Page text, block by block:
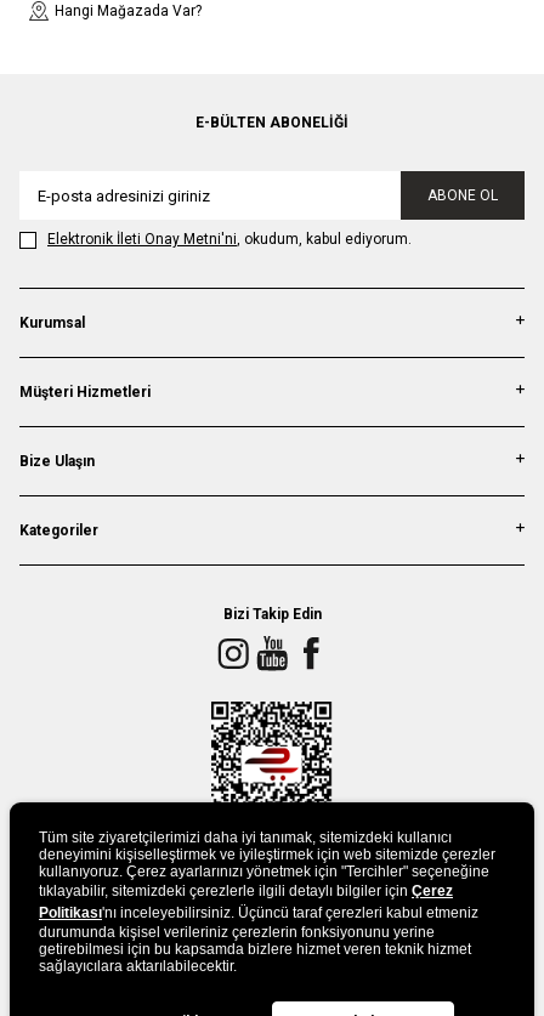
Hangi Mağazada Var?
E-BÜLTEN ABONELIĞI
ABONE OL
Elektronik İleti Onay Metni'ni, okudum, kabul ediyorum.
Kurumsal
Müşteri Hizmetleri
Bize Ulaşın
Kategoriler
Bizi Takip Edin
UYGULAMAMIZI İNDİRİN
Tüm site ziyaretçilerimizi daha iyi tanımak, sitemizdeki kullanıcı
deneyimini kişiselleştirmek ve iyileştirmek için web sitemizde çerezler
kullanıyoruz. Çerez ayarlarınızı yönetmek için "Tercihler" seçeneğine
tıklayabilir, sitemizdeki çerezlerle ilgili detaylı bilgiler için Çerez
Politikası'nı inceleyebilirsiniz. Üçüncü taraf çerezleri kabul etmeniz
durumunda kişisel verileriniz çerezlerin fonksiyonunu yerine
getirebilmesi için bu kapsamda bizlere hizmet veren teknik hizmet
sağlayıcılara aktarılabilecektir.